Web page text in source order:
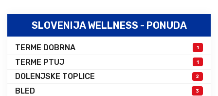
SLOVENIJA WELLNESS - PONUDA
TERME DOBRNA 1
TERME PTUJ 1
DOLENJSKE TOPLICE 2
BLED 3